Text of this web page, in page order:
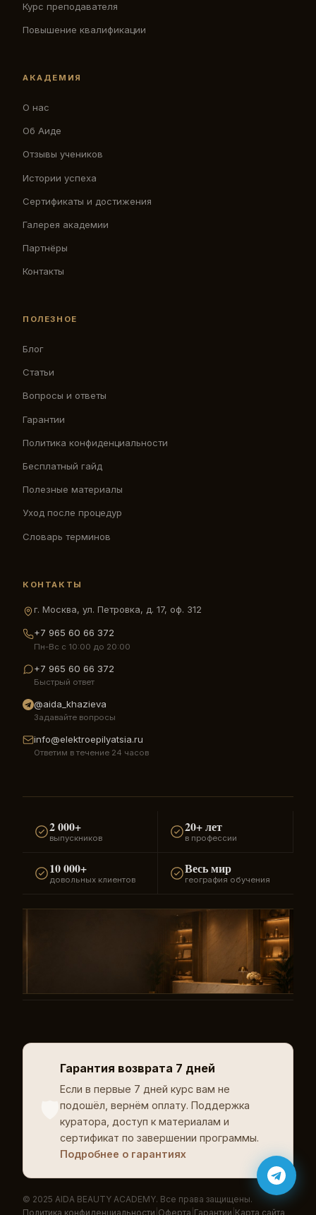
Курс преподавателя
Повышение квалификации
АКАДЕМИЯ
О нас
Об Аиде
Отзывы учеников
Истории успеха
Сертификаты и достижения
Галерея академии
Партнёры
Контакты
ПОЛЕЗНОЕ
Блог
Статьи
Вопросы и ответы
Гарантии
Политика конфиденциальности
Бесплатный гайд
Полезные материалы
Уход после процедур
Словарь терминов
КОНТАКТЫ
г. Москва, ул. Петровка, д. 17, оф. 312
+7 965 60 66 372
Пн-Вс с 10:00 до 20:00
+7 965 60 66 372
Быстрый ответ
@aida_khazieva
Задавайте вопросы
info@elektroepilyatsia.ru
Ответим в течение 24 часов
2 000+
выпускников
20+ лет
в профессии
10 000+
довольных клиентов
Весь мир
география обучения
Гарантия возврата 7 дней
Если в первые 7 дней курс вам не
подошёл, вернём оплату. Поддержка
куратора, доступ к материалам и
сертификат по завершении программы.
Подробнее о гарантиях
© 2025 AIDA BEAUTY ACADEMY. Все права защищены.
Политика конфиденциальности Оферта Гарантии Карта сайта